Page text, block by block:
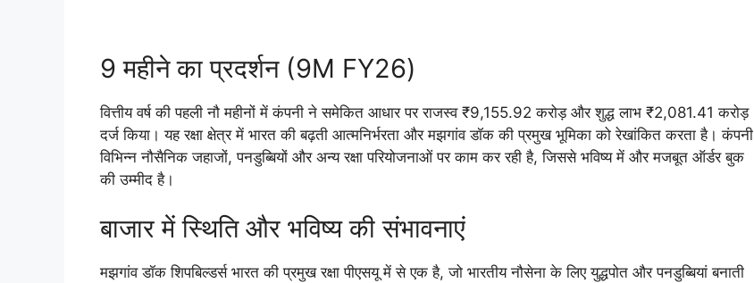
9 महीने का प्रदर्शन (9M FY26)
वित्तीय वर्ष की पहली नौ महीनों में कंपनी ने समेकित आधार पर राजस्व ₹9,155.92 करोड़ और शुद्ध लाभ ₹2,081.41 करोड़
दर्ज किया। यह रक्षा क्षेत्र में भारत की बढ़ती आत्मनिर्भरता और मझगांव डॉक की प्रमुख भूमिका को रेखांकित करता है। कंपनी
विभिन्न नौसैनिक जहाजों, पनडुब्बियों और अन्य रक्षा परियोजनाओं पर काम कर रही है, जिससे भविष्य में और मजबूत ऑर्डर बुक
की उम्मीद है।
बाजार में स्थिति और भविष्य की संभावनाएं
मझगांव डॉक शिपबिल्डर्स भारत की प्रमुख रक्षा पीएसयू में से एक है, जो भारतीय नौसेना के लिए युद्धपोत और पनडुब्बियां बनाती